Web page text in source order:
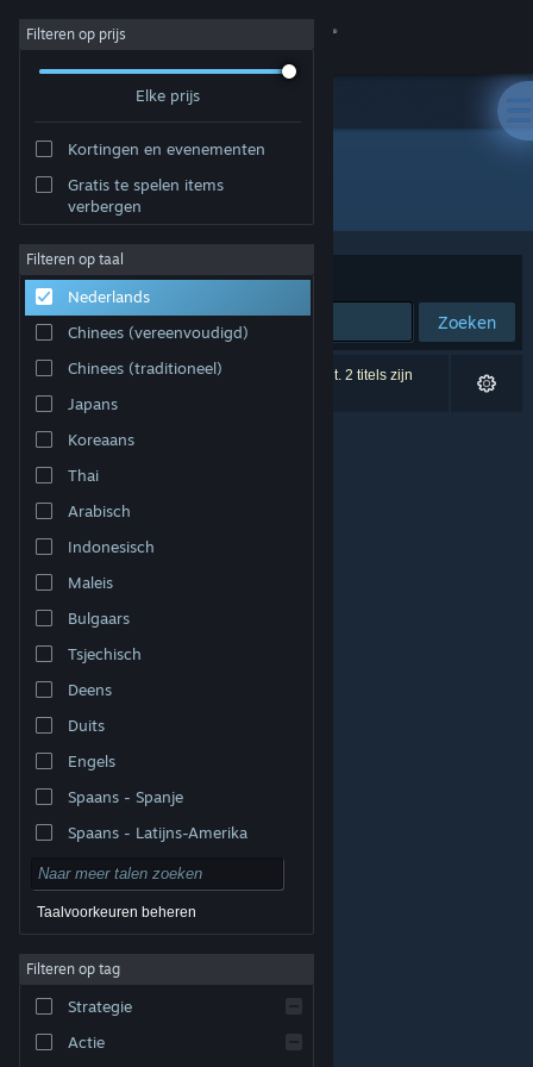
Inloggen
Community
Over
Ondersteuning
Taal wijzigen
Download de mobiele Steam-app
Desktopwebsite weergeven
© Valve Corporation. Alle rechten voorbehouden. Alle
handelsmerken zijn eigendom van hun respectieve
Privacybeleid|Juridische informatie
Toegankelijkheid
|
Terugbetalingen
Filteren op prijs
Elke prijs
Kortingen en evenementen
Gratis te spelen items
verbergen
Filteren op taal
Nederlands
Chinees (vereenvoudigd)
Chinees (traditioneel)
Japans
Koreaans
Thai
Arabisch
Indonesisch
Maleis
Bulgaars
Tsjechisch
Deens
Duits
Engels
Spaans - Spanje
Spaans - Latijns-Amerika
Taalvoorkeuren beheren
Filteren op tag
Strategie
Actie
Uitgever: Bad Castle
Sorteren op Relevantie
Zoeken
0 resultaten komen overeen met je zoekopdracht. 2 titels zijn
uitgesloten op basis van je voorkeuren.